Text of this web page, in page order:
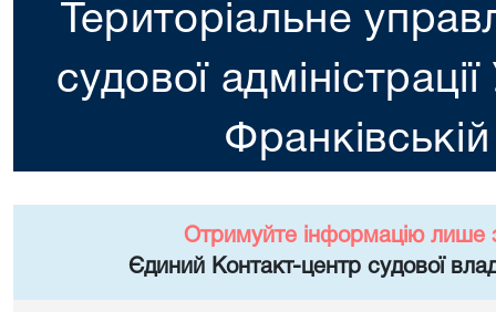
Територіальне
судової
Отримуйте інформацію лише
Єдиний Контакт-центр судової